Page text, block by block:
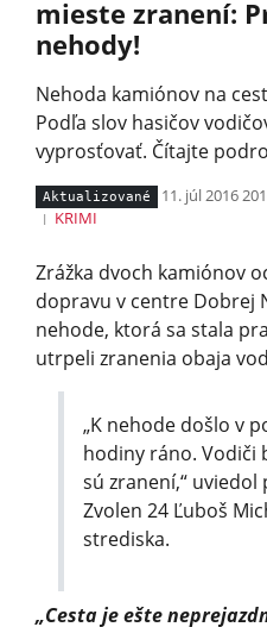
mieste zranení:
nehody!
Nehoda kamiónov na
Podľa slov hasičov
vyprosťovať. Čítajte
Aktualizované 11. júl 2016
KRIMI
Zrážka dvoch kamiónov
dopravu v centre Dobrej
nehode, ktorá sa stala
utrpeli zranenia obaja
„K nehode došlo v
hodiny ráno. Vodiči
sú zranení,“
Zvolen 24 Ľuboš
strediska.
„Cesta je ešte